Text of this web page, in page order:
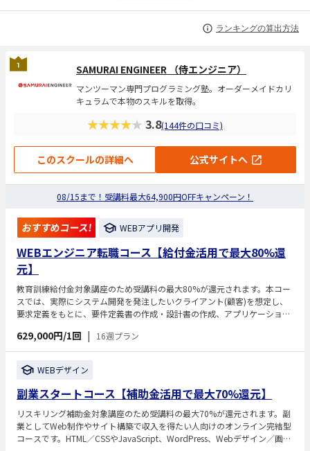
ランキングの算出方法
SAMURAI ENGINEER （侍エンジニア）
マンツーマン専門プログラミング塾。オーダーメイドカリ
キュラムで本物のスキルを取得。
★★★★★ 3.8(144件の口コミ)
このスクールの詳細へ 公式サイトへ
08/15まで！受講料最大64,900円OFFキャンペーン！
おすすめコース! WEBアプリ開発
WEBエンジニア転職コース【給付金活用で最大80%還
元】
教育訓練給付金対象講座のため受講料の最大80%が還元されます。本コー
スでは、実際にシステム開発を発注したいクライアント(顧客)を想定し、
要求定義をもとに、要件定義書の作成・設計書の作成、アプリケーション
629,000円/1回 | 16週プラン
WEBデザイン
副業スタートコース【補助金活用で最大70%還元】
リスキリング補助金対象講座のため受講料の最大70%が還元されます。副
業としてWeb制作やサイト構築で収入を得たい人向けのオンライン完結型
コースです。HTML／CSSやJavaScript、WordPress、Webデザイン／画像